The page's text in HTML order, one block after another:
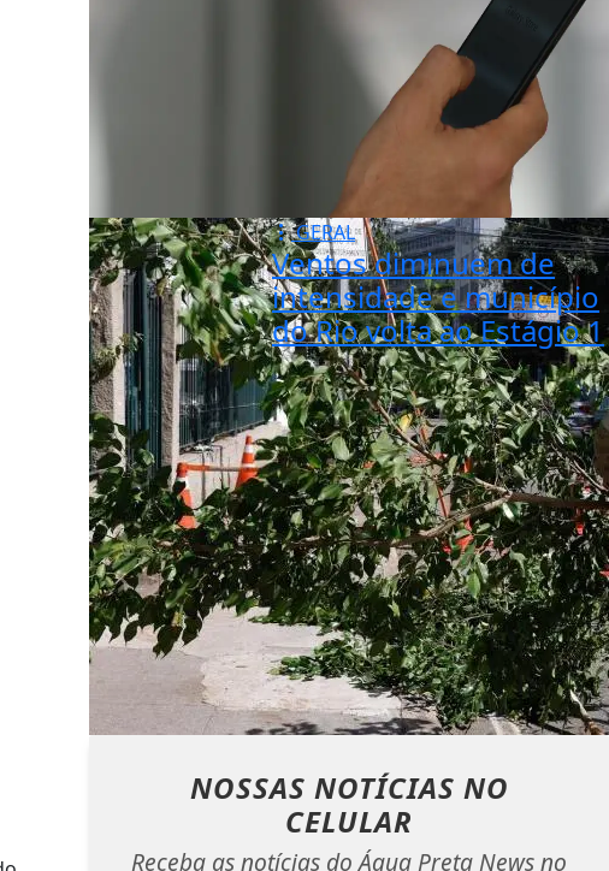
GERAL
Ventos diminuem de
intensidade e município
do Rio volta ao Estágio 1
NOSSAS NOTÍCIAS NO
CELULAR
Receba as notícias do Água Preta News no